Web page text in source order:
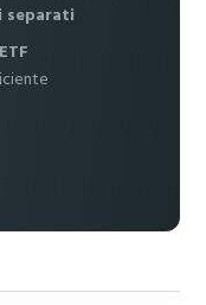
separati